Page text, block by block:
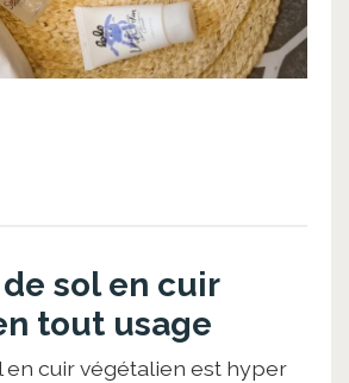
sol en cuir
tout usage
en cuir végétalien est hyper